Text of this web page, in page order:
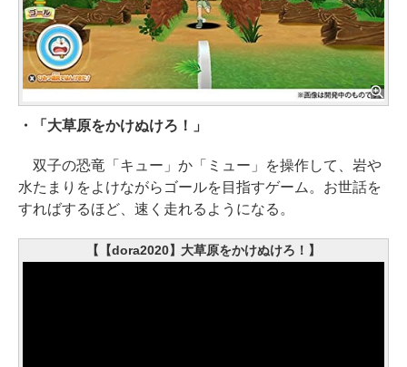
・「大草原をかけぬけろ！」
双子の恐竜「キュー」か「ミュー」を操作して、岩や
水たまりをよけながらゴールを目指すゲーム。お世話を
すればするほど、速く走れるようになる。
【【dora2020】大草原をかけぬけろ！】